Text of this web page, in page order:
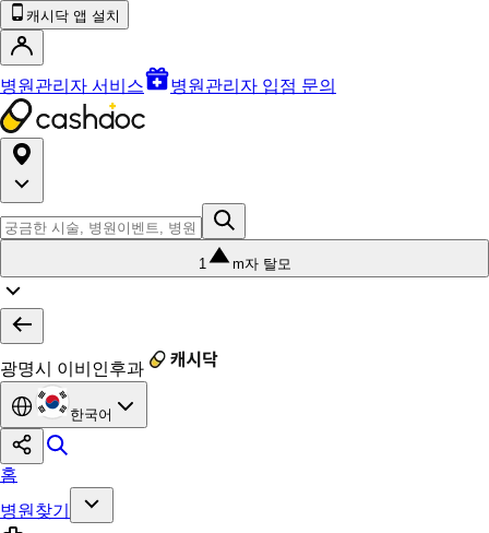
캐시닥 앱 설치
병원관리자 서비스 병원관리자 입점 문의
1 m자 탈모
광명시 이비인후과
한국어
홈
병원찾기